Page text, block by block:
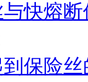
快熔
保险